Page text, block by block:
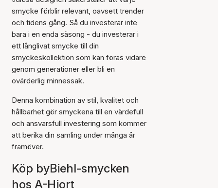
smycke förblir relevant, oavsett trender
och tidens gång. Så du investerar inte
bara i en enda säsong - du investerar i
ett långlivat smycke till din
smyckeskollektion som kan föras vidare
genom generationer eller bli en
ovärderlig minnessak.
Denna kombination av stil, kvalitet och
hållbarhet gör smyckena till en värdefull
och ansvarsfull investering som kommer
att berika din samling under många år
framöver.
Köp byBiehl-smycken
hos A-Hjort